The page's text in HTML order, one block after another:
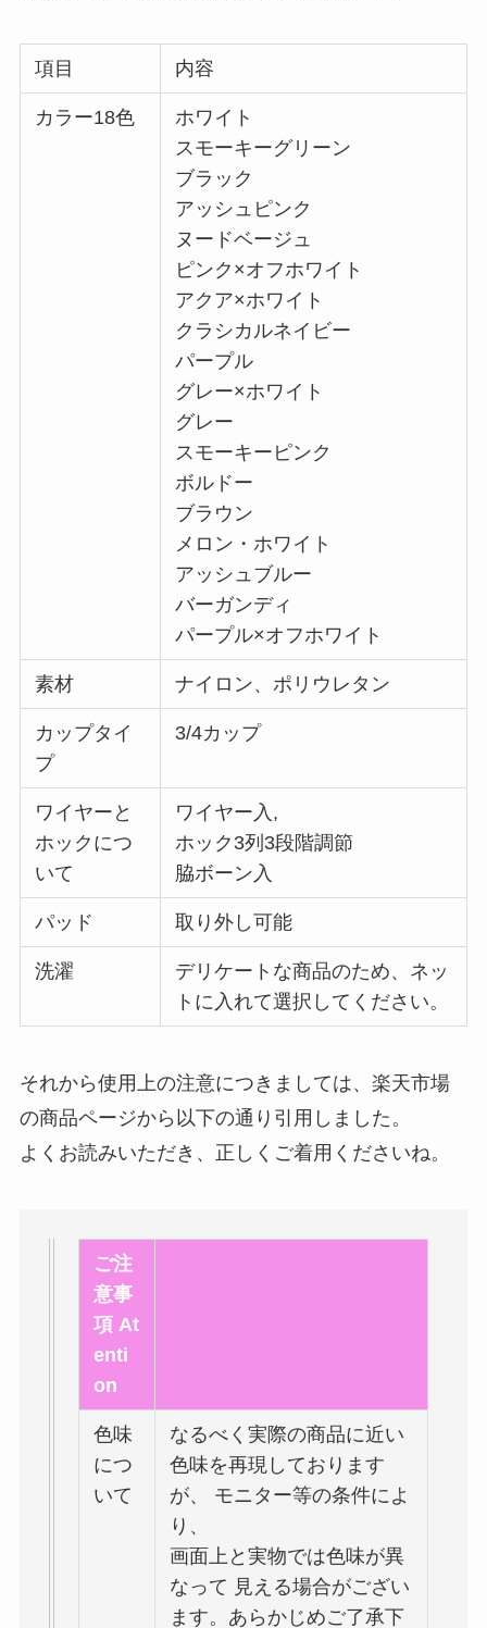
項目 内容
カラー18色
ホワイト
スモーキーグリーン
ブラック
アッシュピンク
ヌードベージュ
ピンク×オフホワイト
アクア×ホワイト
クラシカルネイビー
パープル
グレー×ホワイト
グレー
スモーキーピンク
ボルドー
ブラウン
メロン・ホワイト
アッシュブルー
バーガンディ
パープル×オフホワイト
素材 ナイロン、ポリウレタン
カップタイ
プ
3/4カップ
ワイヤーと
ホックにつ
いて
ワイヤー入,
ホック3列3段階調節
脇ボーン入
パッド 取り外し可能
洗濯
デリケートな商品のため、ネッ
トに入れて選択してください。
それから使用上の注意につきましては、楽天市場
の商品ページから以下の通り引用しました。
よくお読みいただき、正しくご着用くださいね。
ご注
意事
項 At
enti
on
色味
につ
いて
なるべく実際の商品に近い
色味を再現しております
が、 モニター等の条件によ
り、
画面上と実物では色味が異
なって 見える場合がござい
ます。あらかじめご了承下